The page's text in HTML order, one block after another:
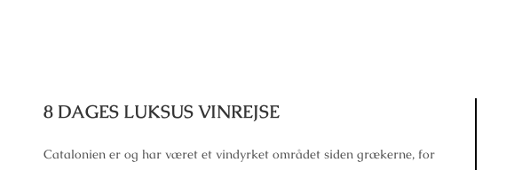
8 DAGES LUKSUS VINREJSE
Catalonien er og har været et vindyrket området siden grækerne, for